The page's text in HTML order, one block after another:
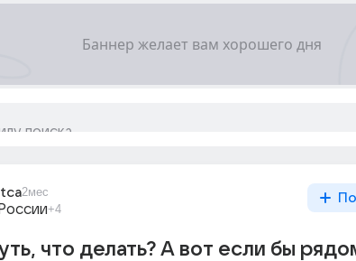
2мес
+4
что делать? А вот если бы